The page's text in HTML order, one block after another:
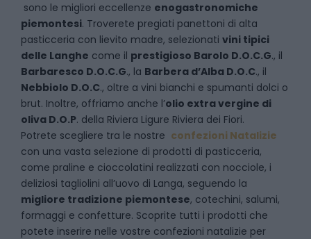
sono le migliori eccellenze enogastronomiche
piemontesi. Troverete pregiati panettoni di alta
pasticceria con lievito madre, selezionati vini tipici
delle Langhe come il prestigioso Barolo D.O.C.G., il
Barbaresco D.O.C.G., la Barbera d’Alba D.O.C., il
Nebbiolo D.O.C., oltre a vini bianchi e spumanti dolci o
brut. Inoltre, offriamo anche l’olio extra vergine di
oliva D.O.P. della Riviera Ligure Riviera dei Fiori.
Potrete scegliere tra le nostre confezioni Natalizie
con una vasta selezione di prodotti di pasticceria,
come praline e cioccolatini realizzati con nocciole, i
deliziosi tagliolini all’uovo di Langa, seguendo la
migliore tradizione piemontese, cotechini, salumi,
formaggi e confetture. Scoprite tutti i prodotti che
potete inserire nelle vostre confezioni natalizie per